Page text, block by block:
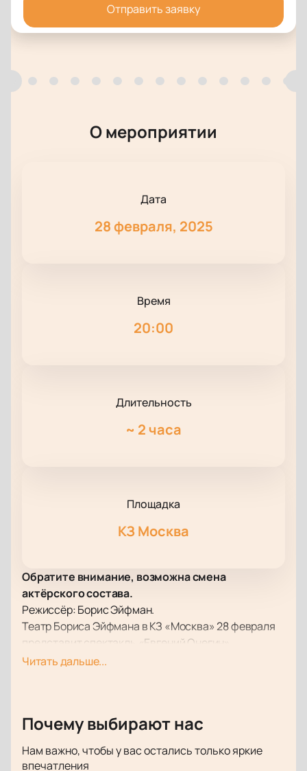
Отправить заявку
О мероприятии
Дата
28 февраля, 2025
Время
20:00
Длительность
~ 2 часа
Площадка
КЗ Москва
Обратите внимание, возможна смена
актёрского состава.
Режиссёр: Борис Эйфман.
Театр Бориса Эйфмана в КЗ «Москва» 28 февраля
представит спектакль «Евгений Онегин».
Этот знаменитый балет впервые был представлен
таланта хореографа и артистов.Билеты на балет
мир страсти, интриг и сильных чувств, где
Читать дальше...
Почему выбирают нас
Нам важно, чтобы у вас остались только яркие
впечатления